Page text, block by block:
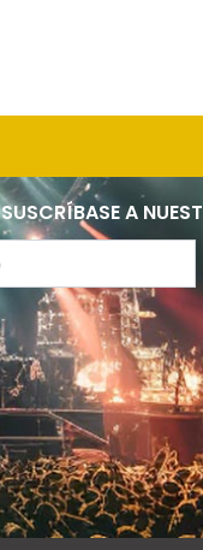
SUSCRÍBASE A